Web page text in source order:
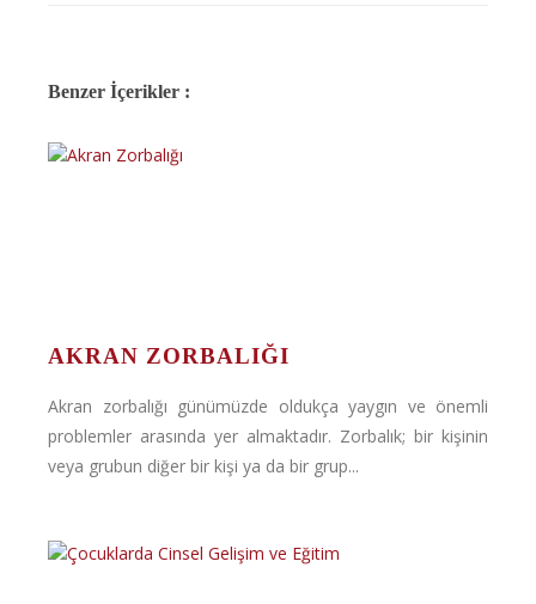
Benzer İçerikler :
AKRAN ZORBALIĞI
Akran zorbalığı günümüzde oldukça yaygın ve önemli
problemler arasında yer almaktadır. Zorbalık; bir kişinin
veya grubun diğer bir kişi ya da bir grup...